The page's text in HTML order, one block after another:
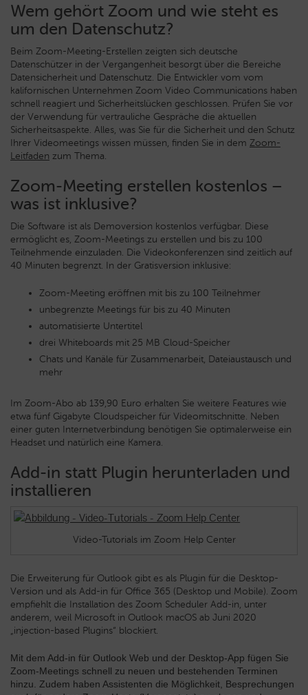
Wem gehört Zoom und wie steht es
um den Datenschutz?
Beim Zoom-Meeting-Erstellen zeigten sich deutsche
Datenschützer in der Vergangenheit besorgt über die Bereiche
Datensicherheit und Datenschutz. Die Entwickler vom vom
kalifornischen Unternehmen Zoom Video Communications haben
schnell reagiert und Sicherheitslücken geschlossen. Prüfen Sie vor
der Verwendung für vertrauliche Gespräche die aktuellen
Sicherheitsaspekte. Alles, was Sie für die Sicherheit und den Schutz
Ihrer Videomeetings wissen müssen, finden Sie in dem Zoom-
Leitfaden zum Thema.
Zoom-Meeting erstellen kostenlos –
was ist inklusive?
Die Software ist als Demoversion kostenlos verfügbar. Diese
ermöglicht es, Zoom-Meetings zu erstellen und bis zu 100
Teilnehmende einzuladen. Die Videokonferenzen sind zeitlich auf
40 Minuten begrenzt. In der Gratisversion inklusive:
Zoom-Meeting eröffnen mit bis zu 100 Teilnehmer
unbegrenzte Meetings für bis zu 40 Minuten
automatisierte Untertitel
drei Whiteboards mit 25 MB Cloud-Speicher
Chats und Kanäle für Zusammenarbeit, Dateiaustausch und
mehr
Im Zoom-Abo ab 139,90 Euro erhalten Sie weitere Features wie
etwa fünf Gigabyte Cloudspeicher für Videomitschnitte. Neben
einer guten Internetverbindung benötigen Sie optimalerweise ein
Headset und natürlich eine Kamera.
Add-in statt Plugin herunterladen und
installieren
Video-Tutorials im Zoom Help Center
Die Erweiterung für Outlook gibt es als Plugin für die Desktop-
Version und als Add-in für Office 365 (Desktop und Mobile). Zoom
empfiehlt die Installation des Zoom Scheduler Add-in, unter
anderem, weil Microsoft in Outlook macOS ab Juni 2020
„injection-based Plugins“ blockiert.
Mit dem Add-in für Outlook Web und der Desktop-App fügen Sie
Zoom-Meetings schnell zu neuen und bestehenden Terminen
hinzu. Zudem haben Assistenten die Möglichkeit, Besprechungen